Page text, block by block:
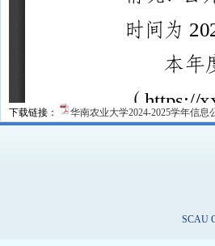
下载链接： 华南农业大学2024-2025学年信息
SCAU